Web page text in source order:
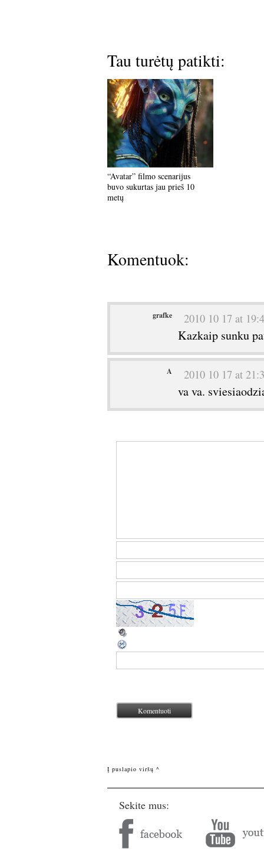
Tau turėtų patikti:
“Avatar” filmo scenarijus
buvo sukurtas jau prieš 10
metų
Komentuok:
grafke 2010 10 17 at
Kazkaip sunku
A 2010 10 17 at
va va.
Į puslapio viršų ^
Sekite mus: